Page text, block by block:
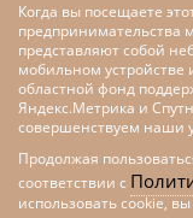
Когда вы посещаете
предпринимательства
представляют собой
мобильном устройстве
областной фонд
Яндекс.Метрика и
совершенствуем наши
Продолжая
соответствии с
использовать cookie,